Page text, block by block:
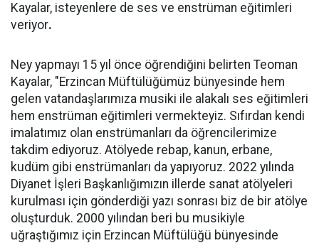
Kayalar, isteyenlere de ses ve enstrüman eğitimleri
veriyor.
Ney yapmayı 15 yıl önce öğrendiğini belirten Teoman
Kayalar, "Erzincan Müftülüğümüz bünyesinde hem
gelen vatandaşlarımıza musiki ile alakalı ses eğitimleri
hem enstrüman eğitimleri vermekteyiz. Sıfırdan kendi
imalatımız olan enstrümanları da öğrencilerimize
takdim ediyoruz. Atölyede rebap, kanun, erbane,
kudüm gibi enstrümanları da yapıyoruz. 2022 yılında
Diyanet İşleri Başkanlığımızın illerde sanat atölyeleri
kurulması için gönderdiği yazı sonrası biz de bir atölye
oluşturduk. 2000 yılından beri bu musikiyle
uğraştığımız için Erzincan Müftülüğü bünyesinde